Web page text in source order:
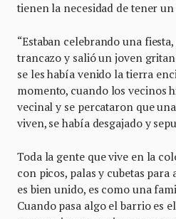
tienen la necesidad de tener un
“Estaban celebrando una
trancazo y salió un joven
se les había venido la tierra
momento, cuando los vecinos
vecinal y se percataron que
viven, se había desgajado y
Toda la gente que vive en la
con picos, palas y cubetas
es bien unido, es como una
Cuando pasa algo el barrio es